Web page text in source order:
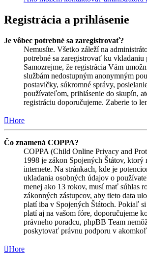
Registrácia a prihlásenie
Je vôbec potrebné sa zaregistrovať?
Nemusíte. Všetko záleží na
potrebné sa zaregistrovať ku vkladaniu
Samozrejme, že registrácia Vám
službám nedostupným anonymným
postavičky, súkromné správy,
používateľom, prihlásenie do skupín,
registráciu doporučujeme. Zaberie to
Hore
Čo znamená COPPA?
COPPA (Child Online Privacy and
1998 je zákon Spojených Štátov, ktorý
internete. Na stránkach, kde je
ukladania osobných údajov o
menej ako 13 rokov, musí mať súhlas
zákonných zástupcov, aby tieto data
platí iba v Spojených Štátoch. Pokiaľ
platí aj na vašom fóre, doporučujeme
právneho poradcu, phpBB Team
poskytovať právnu podporu v
Hore